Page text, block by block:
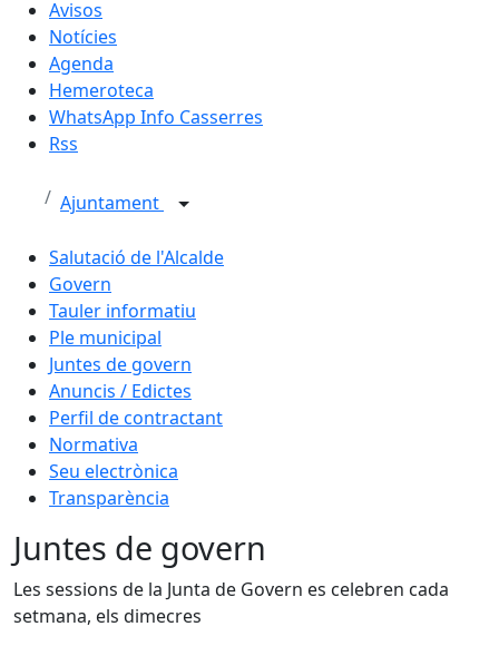
Avisos
Notícies
Agenda
Hemeroteca
WhatsApp Info Casserres
Rss
Ajuntament
Salutació de l'Alcalde
Govern
Tauler informatiu
Ple municipal
Juntes de govern
Anuncis / Edictes
Perfil de contractant
Normativa
Seu electrònica
Transparència
Juntes de govern
Les sessions de la Junta de Govern es celebren cada
setmana, els dimecres